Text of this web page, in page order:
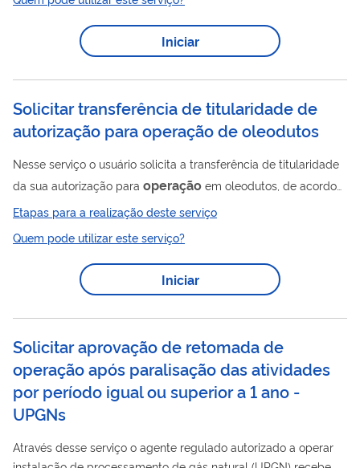
Iniciar
Solicitar transferência de titularidade de
autorização para operação de oleodutos
Nesse serviço o usuário solicita a transferência de titularidade
da sua autorização para operação em oleodutos, de acordo
com a Resolução ANP Nº 52/2015 . Para utilizar esse serviço
você deve ter um cadastro como usuário externo do SEI-ANP.
Para mais informações acesse o serviço " Solicitar cadastro
como usuário externo no SEI-ANP ".
Etapas para a realização deste serviço
Quem pode utilizar este serviço?
Iniciar
Solicitar aprovação de retomada de
operação após paralisação das atividades
por período igual ou superior a 1 ano -
UPGNs
Através desse serviço o agente regulado autorizado a operar